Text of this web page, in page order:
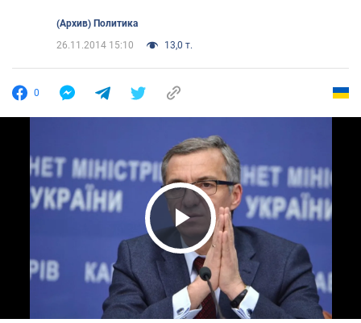
(Архив) Политика
26.11.2014 15:10
13,0 т.
0
Play Video